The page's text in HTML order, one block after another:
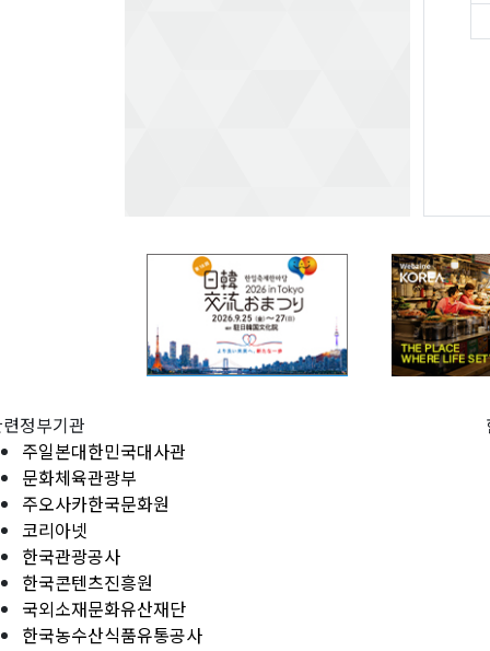
정부기관
주일본대한민국대사관
문화체육관광부
주오사카한국문화원
코리아넷
한국관광공사
한국콘텐츠진흥원
국외소재문화유산재단
한국농수산식품유통공사